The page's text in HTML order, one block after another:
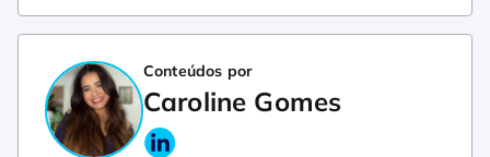
Conteúdos por
Caroline Gomes